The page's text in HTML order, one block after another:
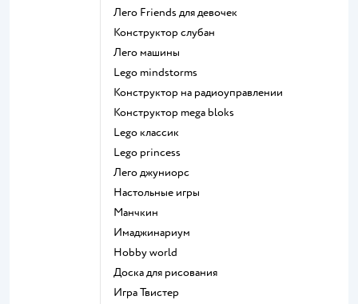
Лего Friends для девочек
Конструктор слубан
Лего машины
Lego mindstorms
Конструктор на радиоуправлении
Конструктор mega bloks
Lego классик
Lego princess
Лего джуниорс
Настольные игры
Манчкин
Имаджинариум
Hobby world
Доска для рисования
Игра Твистер